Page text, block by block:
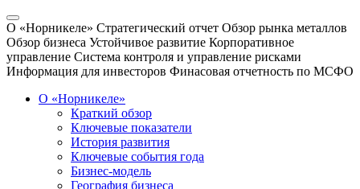
О «Норникеле» Стратегический отчет Обзор рынка металлов
Обзор бизнеса Устойчивое развитие Корпоративное
управление Система контроля и управление рисками
Информация для инвесторов Финасовая отчетность по МСФО
О «Норникеле»
Краткий обзор
Ключевые показатели
История развития
Ключевые события года
Бизнес-модель
География бизнеса